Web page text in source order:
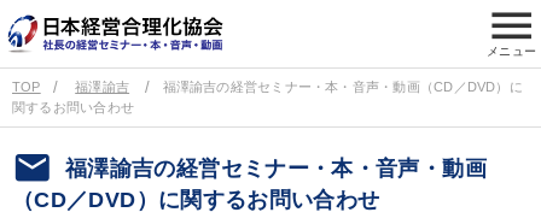
menu
メニュー
TOP 福澤諭吉
福澤諭吉の経営セミナー・本・音声・動画（CD／DVD）に
関するお問い合わせ
email
福澤諭吉の経営セミナー・本・音声・動画
（CD／DVD）に関するお問い合わせ